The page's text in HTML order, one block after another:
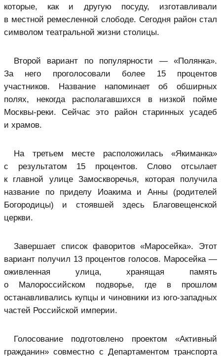
которые, как и другую посуду, изготавливали
в местной ремесленной слободе. Сегодня район стал
символом театральной жизни столицы.
Второй вариант по популярности — «Полянка».
За него проголосовали более 15 процентов
участников. Название напоминает об обширных
полях, некогда располагавшихся в низкой пойме
Москвы-реки. Сейчас это район старинных усадеб
и храмов.
На третьем месте расположилась «Якиманка»
с результатом 15 процентов. Слово отсылает
к главной улице Замоскворечья, которая получила
название по приделу Иоакима и Анны (родителей
Богородицы) и стоявшей здесь Благовещенской
церкви.
Завершает список фаворитов «Маросейка». Этот
вариант получил 13 процентов голосов. Маросейка —
оживленная улица, хранящая память
о Малороссийском подворье, где в прошлом
останавливались купцы и чиновники из юго-западных
частей Российской империи.
Голосование подготовлено проектом «Активный
гражданин» совместно с Департаментом транспорта